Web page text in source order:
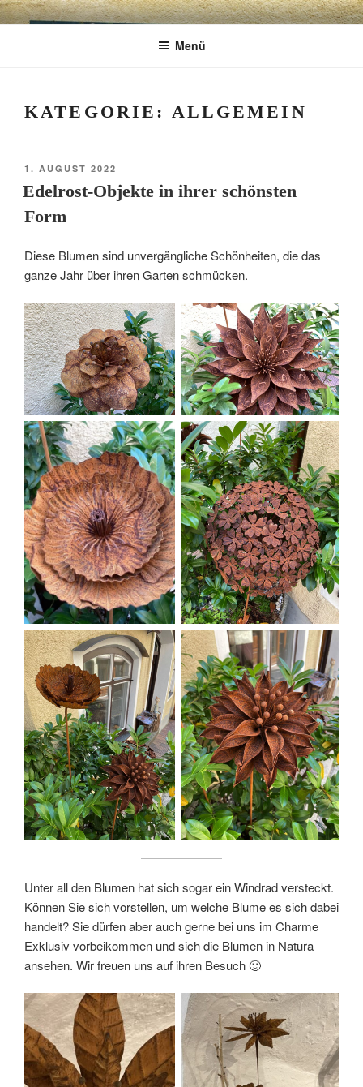
Zum
InhaltCHARME
Geschenkartikel & Kunstobjekte in Bad
Menü
KATEGORIE: ALLGEMEIN
VERÖFFENTLICHT
AM
1. AUGUST 2022
Edelrost-Objekte in ihrer schönsten
Form
Diese Blumen sind unvergängliche Schönheiten, die das
ganze Jahr über ihren Garten schmücken.
Unter all den Blumen hat sich sogar ein Windrad versteckt.
Können Sie sich vorstellen, um welche Blume es sich dabei
handelt? Sie dürfen aber auch gerne bei uns im Charme
Exklusiv vorbeikommen und sich die Blumen in Natura
ansehen. Wir freuen uns auf ihren Besuch 🙂